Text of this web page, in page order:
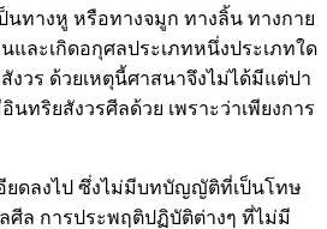
นทางหู หรือทางจมูก ทางลิ้น ทางกาย
และเกิดอกุศลประเภทหนึ่งประเภทใด
วร ด้วยเหตุนี้ศาสนาจึงไม่ได้มีแต่ปา
ทริยสังวรศีลด้วย เพราะว่าเพียงการ
ยดลงไป ซึ่งไม่มีบทบัญญัติที่เป็นโทษ
ศีล การประพฤติปฏิบัติต่างๆ ที่ไม่มี